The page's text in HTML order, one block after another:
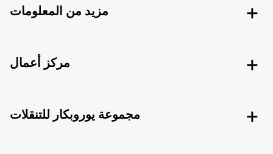
مزيد من المعلومات
مركز أعمال
مجموعة يوروبكار للتنقلات